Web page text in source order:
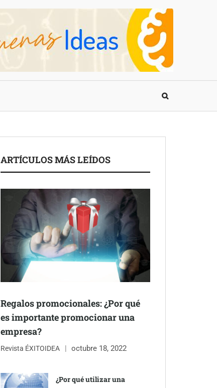
ARTÍCULOS MÁS LEÍDOS
Regalos promocionales: ¿Por qué
es importante promocionar una
empresa?
Revista ÉXITOIDEA octubre 18, 2022
¿Por qué utilizar una